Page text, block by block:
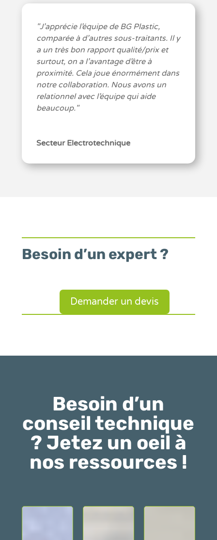
"J’apprécie l’équipe de BG Plastic,
comparée à d’autres sous-traitants. Il y
a un très bon rapport qualité/prix et
surtout, on a l’avantage d’être à
proximité. Cela joue énormément dans
notre collaboration. Nous avons un
relationnel avec l’équipe qui aide
beaucoup."
Secteur Electrotechnique
Besoin d’un expert ?
Demander un devis
Besoin d’un
conseil technique
? Jetez un oeil à
nos ressources !